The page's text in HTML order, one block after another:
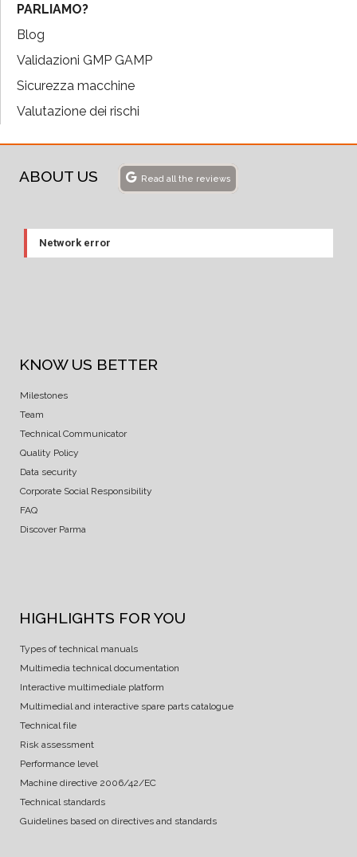
PARLIAMO?
Blog
Validazioni GMP GAMP
Sicurezza macchine
Valutazione dei rischi
ABOUT US Read all the reviews
Network error
KNOW US BETTER
Milestones
Team
Technical Communicator
Quality Policy
Data security
Corporate Social Responsibility
FAQ
Discover Parma
HIGHLIGHTS FOR YOU
Types of technical manuals
Multimedia technical documentation
Interactive multimediale platform
Multimedial and interactive spare parts catalogue
Technical file
Risk assessment
Performance level
Machine directive 2006/42/EC
Technical standards
Guidelines based on directives and standards